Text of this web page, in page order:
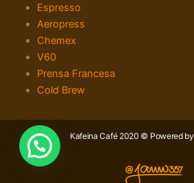
Espresso
Aeropress
Chemex
V60
Prensa Francesa
Cold Brew
Kafeina Café 2020 © Powered by